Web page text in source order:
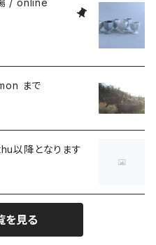
/ online
まで
以降となります
を見る